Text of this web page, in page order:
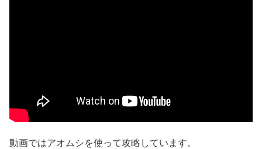
動画ではアオムシを使って攻略しています。